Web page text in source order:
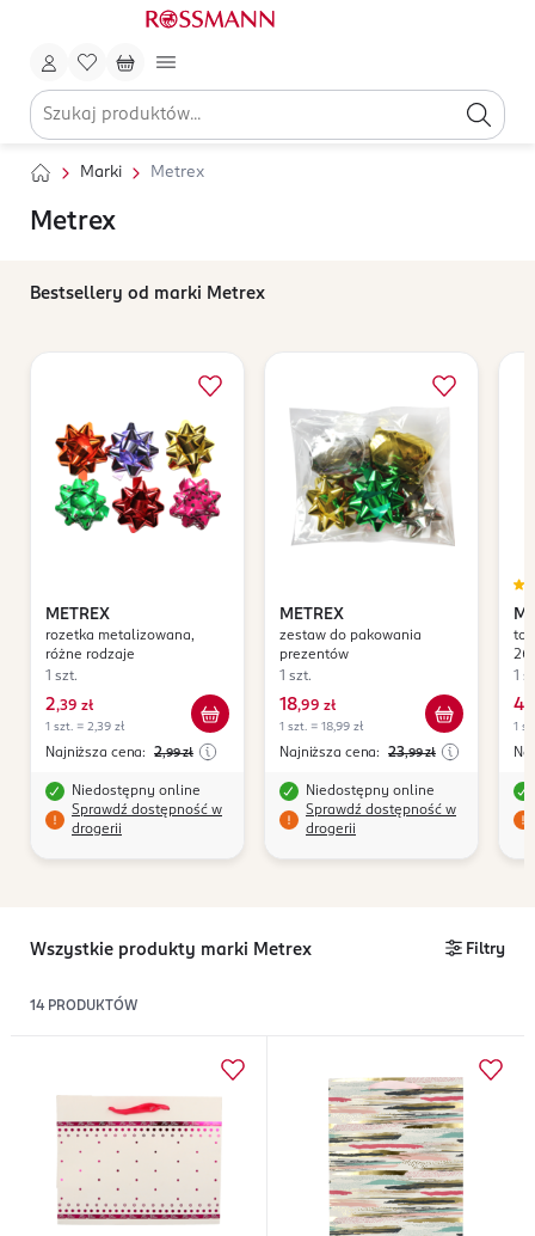
Marki Metrex
Metrex
Bestsellery od marki Metrex
METREX
rozetka metalizowana,
różne rodzaje
1 szt.
2,39 zł
1 szt. = 2,39 zł
Najniższa cena: 2,99 zł
Niedostępny online
Sprawdź dostępność w
drogerii
METREX
zestaw do pakowania
prezentów
1 szt.
18,99 zł
1 szt. = 18,99 zł
Najniższa cena: 23,99 zł
Niedostępny online
Sprawdź dostępność w
drogerii
1
4
1
Wszystkie produkty marki Metrex Filtry
14 PRODUKTÓW